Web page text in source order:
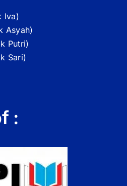
Iva)
Asyah)
Putri)
Sari)
: